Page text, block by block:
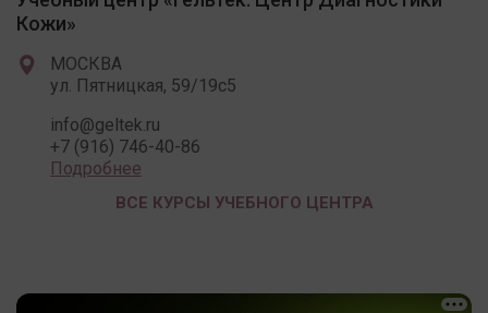
Кожи»
МОСКВА
ул. Пятницкая, 59/19c5
info@geltek.ru
+7 (916) 746-40-86
Подробнее
ВСЕ КУРСЫ УЧЕБНОГО ЦЕНТРА